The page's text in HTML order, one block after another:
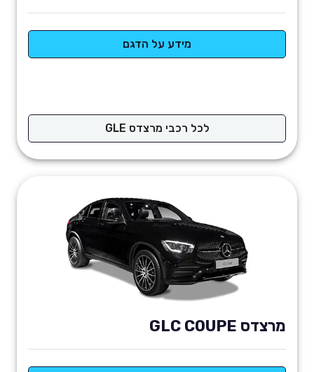
מידע על הדגם
לכל רכבי מרצדס GLE
מרצדס GLC COUPE